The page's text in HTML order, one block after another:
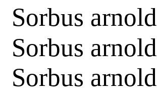
Sorbus
Sorbus
Sorbus